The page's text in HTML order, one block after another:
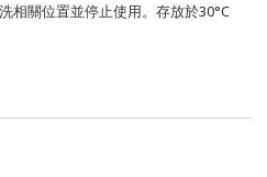
相關位置並停止使用。存放於30°C